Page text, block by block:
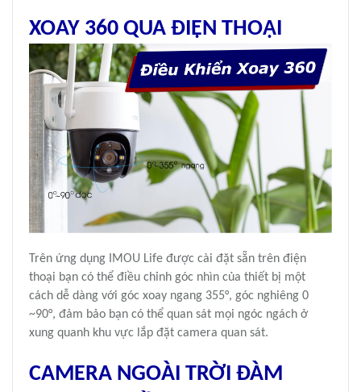
XOAY 360 QUA ĐIỆN THOẠI
Trên ứng dụng IMOU Life được cài đặt sẵn trên điện
thoại bạn có thể điều chỉnh góc nhìn của thiết bị một
cách dễ dàng với góc xoay ngang 355°, góc nghiêng 0
~90°, đảm bảo bạn có thể quan sát mọi ngóc ngách ở
xung quanh khu vực lắp đặt camera quan sát.
CAMERA NGOÀI TRỜI ĐÀM